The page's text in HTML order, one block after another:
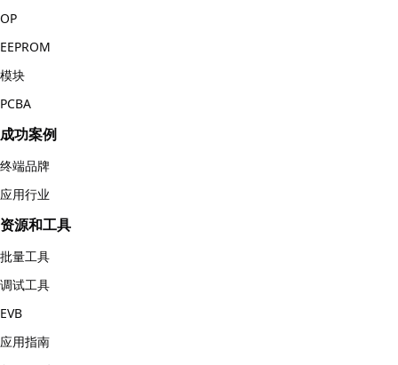
OP
EEPROM
模块
PCBA
成功案例
终端品牌
应用行业
资源和工具
批量工具
调试工具
EVB
应用指南